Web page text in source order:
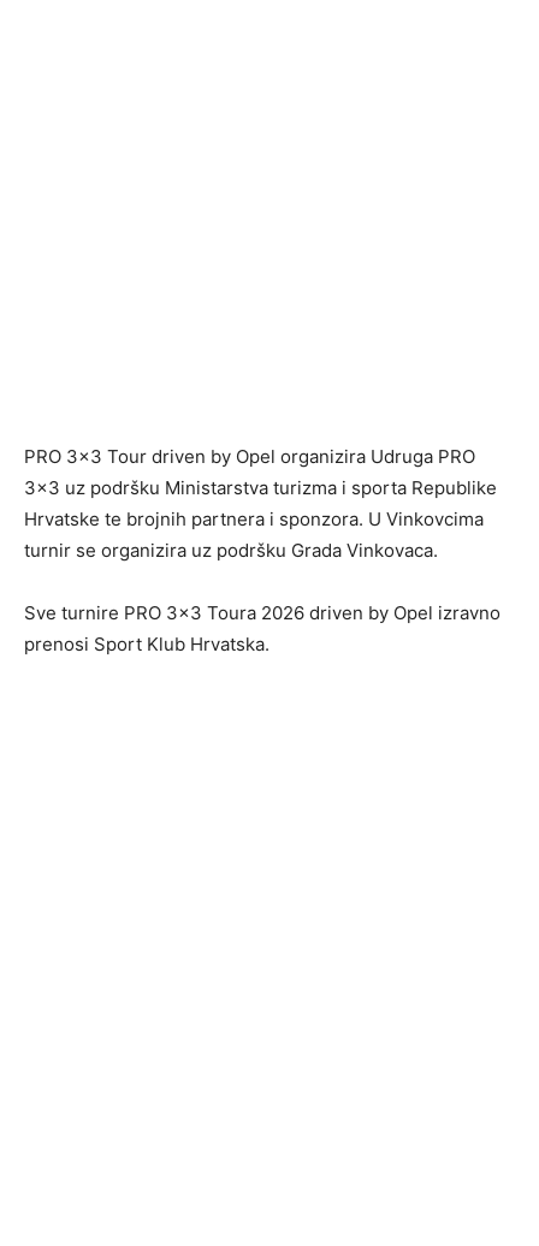
PRO 3×3 Tour driven by Opel organizira Udruga PRO
3×3 uz podršku Ministarstva turizma i sporta Republike
Hrvatske te brojnih partnera i sponzora. U Vinkovcima
turnir se organizira uz podršku Grada Vinkovaca.
Sve turnire PRO 3×3 Toura 2026 driven by Opel izravno
prenosi Sport Klub Hrvatska.